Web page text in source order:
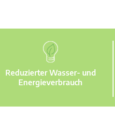
Reduzierter Wasser- und
Energieverbrauch